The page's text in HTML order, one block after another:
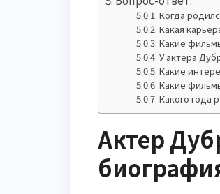
Когда
Какая
Какие
У актера
Какие
Какие
Какого года
Актер